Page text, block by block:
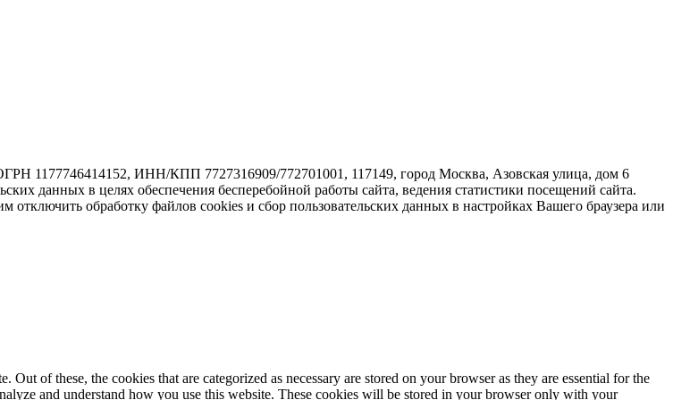
1177746414152, ИНН/КПП 7727316909/772701001, 117149, город Москва, Азовская улица, дом 6
данных в целях обеспечения бесперебойной работы сайта, ведения статистики посещений сайта.
обработку файлов cookies и сбор пользовательских данных в настройках Вашего браузера или
of these, the cookies that are categorized as necessary are stored on your browser as they are essential for the
and understand how you use this website. These cookies will be stored in your browser only with your